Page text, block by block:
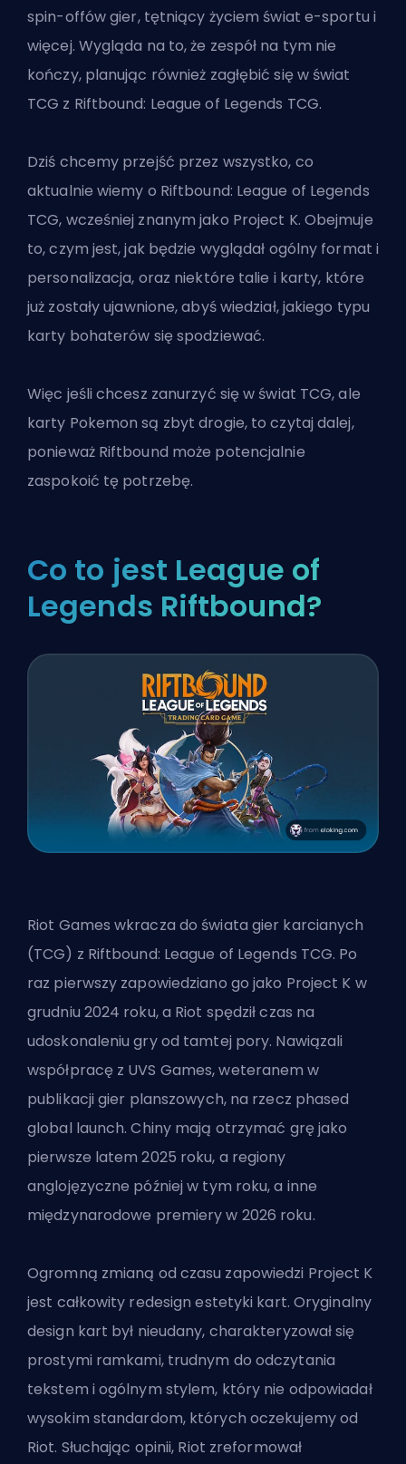
spin-offów gier, tętniący życiem świat e-sportu i
więcej. Wygląda na to, że zespół na tym nie
kończy, planując również zagłębić się w świat
TCG z Riftbound: League of Legends TCG.
Dziś chcemy przejść przez wszystko, co
aktualnie wiemy o Riftbound: League of Legends
TCG, wcześniej znanym jako Project K. Obejmuje
to, czym jest, jak będzie wyglądał ogólny format i
personalizacja, oraz niektóre talie i karty, które
już zostały ujawnione, abyś wiedział, jakiego typu
karty bohaterów się spodziewać.
Więc jeśli chcesz zanurzyć się w świat TCG, ale
karty Pokemon są zbyt drogie, to czytaj dalej,
ponieważ Riftbound może potencjalnie
zaspokoić tę potrzebę.
Co to jest League of
Legends Riftbound?
Riot Games wkracza do świata gier karcianych
(TCG) z Riftbound: League of Legends TCG. Po
raz pierwszy zapowiedziano go jako Project K w
grudniu 2024 roku, a Riot spędził czas na
udoskonaleniu gry od tamtej pory. Nawiązali
współpracę z UVS Games, weteranem w
publikacji gier planszowych, na rzecz phased
global launch. Chiny mają otrzymać grę jako
pierwsze latem 2025 roku, a regiony
anglojęzyczne później w tym roku, a inne
międzynarodowe premiery w 2026 roku.
Ogromną zmianą od czasu zapowiedzi Project K
jest całkowity redesign estetyki kart. Oryginalny
design kart był nieudany, charakteryzował się
prostymi ramkami, trudnym do odczytania
tekstem i ogólnym stylem, który nie odpowiadał
wysokim standardom, których oczekujemyod
Riot. Słuchając opinii, Riot zreformował